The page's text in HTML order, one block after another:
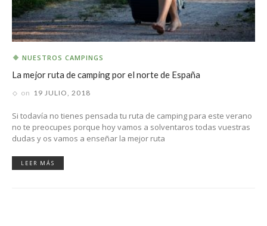
NUESTROS CAMPINGS
La mejor ruta de camping por el norte de España
on 19 JULIO, 2018
Si todavía no tienes pensada tu ruta de camping para este verano
no te preocupes porque hoy vamos a solventaros todas vuestras
dudas y os vamos a enseñar la mejor ruta
LEER MÁS